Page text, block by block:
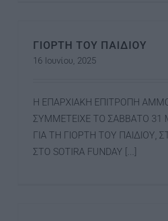
ΓΙΟΡΤΗ ΤΟΥ ΠΑΙΔΙΟΥ
16 Ιουνίου, 2025
Η ΕΠΑΡΧΙΑΚΗ ΕΠΙΤΡΟΠΗ
ΣΥΜΜΕΤΕΙΧΕ ΤΟ ΣΑΒΒΑΤΟ 31
ΓΙΑ ΤΗ ΓΙΟΡΤΗ ΤΟΥ ΠΑΙΔΙΟΥ,
ΣΤΟ SOTIRA FUNDAY [...]